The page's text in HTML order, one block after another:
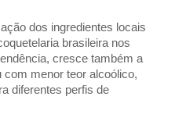
dos ingredientes locais
brasileira nos
cresce também a
com menor teor alcoólico,
diferentes perfis de